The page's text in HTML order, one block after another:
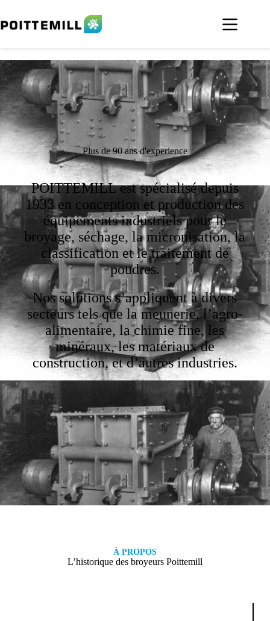
Plus de 90 ans d'experience
POITTEMILL est spécialisé depuis
1933 en conception et production des
équipements industriels pour le
broyage, séchage, la micronisation, la
classification et le traitement de
poudres.
Nos solutions s’appliquent à divers
secteurs tels que la meunerie, l’agro-
alimentaire, la chimie fine, les
minéraux, les matériaux de
construction, et d’autres industries.
À PROPOS
L’historique des broyeurs Poittemill